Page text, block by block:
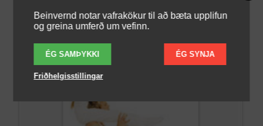
Beinvernd notar vafrakökur til að bæta upplifun
og greina umferð um vefinn.
ÉG SAMÞYKKI ÉG SYNJA
Friðhelgisstillingar